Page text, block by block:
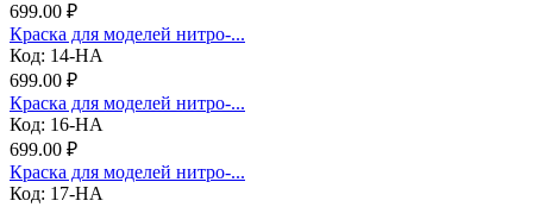
699.00 ₽
Краска для моделей нитро-...
Код: 14-НА
699.00 ₽
Краска для моделей нитро-...
Код: 16-НА
699.00 ₽
Краска для моделей нитро-...
Код: 17-НА